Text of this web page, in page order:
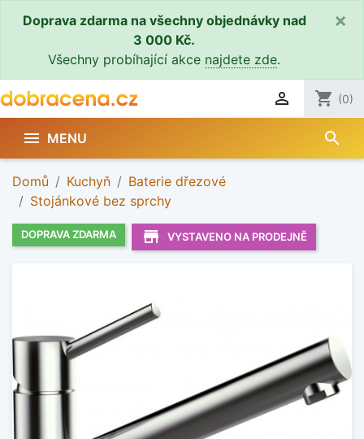
Doprava zdarma na všechny objednávky nad
3 000 Kč.
Všechny probíhající akce najdete zde.
×
 shopping_cart (0)
 MENU search
Domů Kuchyň
Baterie dřezové
Stojánkové bez sprchy
DOPRAVA ZDARMA store_mall_directory VYSTAVENO NA PRODEJNĚ